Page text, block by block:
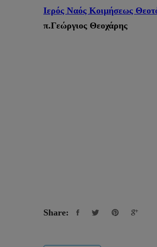
Ιερός Ναός Κοιμήσεως
π.Γεώργιος Θεοχάρης
Share: